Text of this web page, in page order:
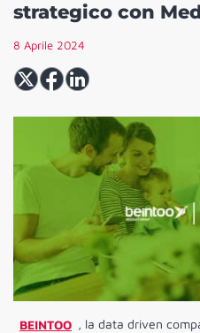
strategico con
8 Aprile 2024
BEINTOO , la data driven